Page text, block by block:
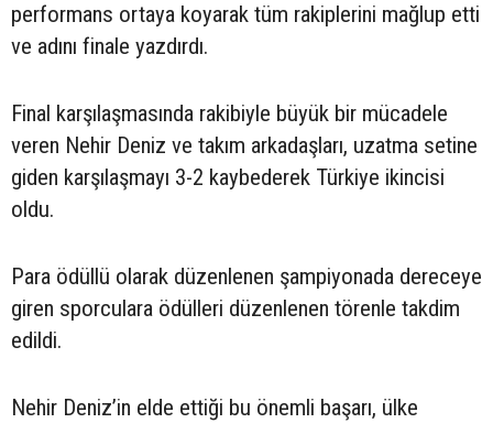
performans ortaya koyarak tüm rakiplerini mağlup etti
ve adını finale yazdırdı.
Final karşılaşmasında rakibiyle büyük bir mücadele
veren Nehir Deniz ve takım arkadaşları, uzatma setine
giden karşılaşmayı 3-2 kaybederek Türkiye ikincisi
oldu.
Para ödüllü olarak düzenlenen şampiyonada dereceye
giren sporculara ödülleri düzenlenen törenle takdim
edildi.
Nehir Deniz’in elde ettiği bu önemli başarı, ülke